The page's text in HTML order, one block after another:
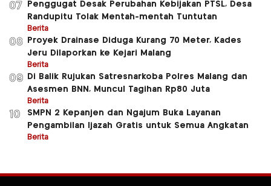
07
Penggugat Desak Perubahan Kebijakan PTSL, Desa
Randupitu Tolak Mentah-mentah Tuntutan
Berita
08
Proyek Drainase Diduga Kurang 70 Meter, Kades
Jeru Dilaporkan ke Kejari Malang
Berita
09
Di Balik Rujukan Satresnarkoba Polres Malang dan
Asesmen BNN, Muncul Tagihan Rp80 Juta
Berita
10
SMPN 2 Kepanjen dan Ngajum Buka Layanan
Pengambilan Ijazah Gratis untuk Semua Angkatan
Berita